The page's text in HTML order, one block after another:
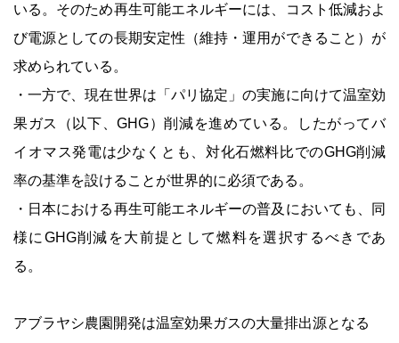
いる。そのため再生可能エネルギーには、コスト低減およ
び電源としての長期安定性（維持・運用ができること）が
求められている。
・一方で、現在世界は「パリ協定」の実施に向けて温室効
果ガス（以下、GHG）削減を進めている。したがってバ
イオマス発電は少なくとも、対化石燃料比でのGHG削減
率の基準を設けることが世界的に必須である。
・日本における再生可能エネルギーの普及においても、同
様にGHG削減を大前提として燃料を選択するべきであ
る。
アブラヤシ農園開発は温室効果ガスの大量排出源となる